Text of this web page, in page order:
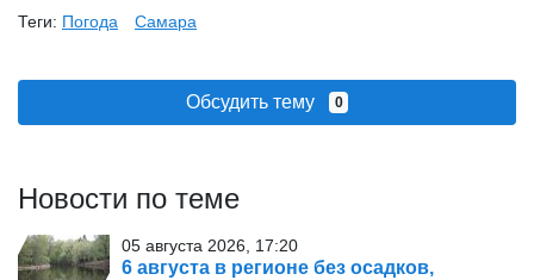
Теги: Погода Самара
Обсудить тему 0
Новости по теме
05 августа 2026, 17:20
6 августа в регионе без осадков,